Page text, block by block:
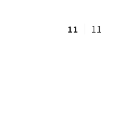
11 11